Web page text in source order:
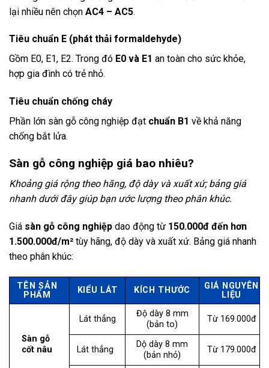
lại nhiều nên chọn AC4 – AC5.
Tiêu chuẩn E (phát thải formaldehyde)
Gồm E0, E1, E2. Trong đó E0 và E1 an toàn cho sức khỏe,
hợp gia đình có trẻ nhỏ.
Tiêu chuẩn chống cháy
Phần lớn sàn gỗ công nghiệp đạt chuẩn B1 về khả năng
chống bắt lửa.
Sàn gỗ công nghiệp giá bao nhiêu?
Khoảng giá rộng theo hãng, độ dày và xuất xứ; bảng giá
nhanh dưới đây giúp bạn ước lượng theo phân khúc.
Giá sàn gỗ công nghiệp dao động từ 150.000đ đến hơn
1.500.000đ/m² tùy hãng, độ dày và xuất xứ. Bảng giá nhanh
theo phân khúc:
TÊN SẢN
PHẨM
KIỂU LÁT KÍCH THƯỚC
GIÁ NGUYÊN
LIỆU
Sàn gỗ
cốt nâu
Lát thẳng
Độ dày 8 mm
(bản to)
Từ 169.000đ
Lát thẳng
Dộ dày 8 mm
(bản nhỏ)
Từ 179.000đ